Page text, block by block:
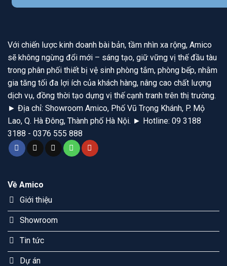
Với chiến lược kinh doanh bài bản, tầm nhìn xa rộng, Amico
sẽ không ngừng đổi mới – sáng tạo, giữ vững vị thế đầu tàu
trong phân phối thiết bị vệ sinh phòng tắm, phòng bếp, nhằm
gia tăng tối đa lợi ích của khách hàng, nâng cao chất lượng
dịch vụ, đồng thời tạo dựng vị thế cạnh tranh trên thị trường.
► Địa chỉ: Showroom Amico, Phố Vũ Trọng Khánh, P. Mộ
Lao, Q. Hà Đông, Thành phố Hà Nội. ► Hotline: 09 3188
3188 - 0376 555 888
Về Amico
Giới thiệu
Showroom
Tin tức
Dự án